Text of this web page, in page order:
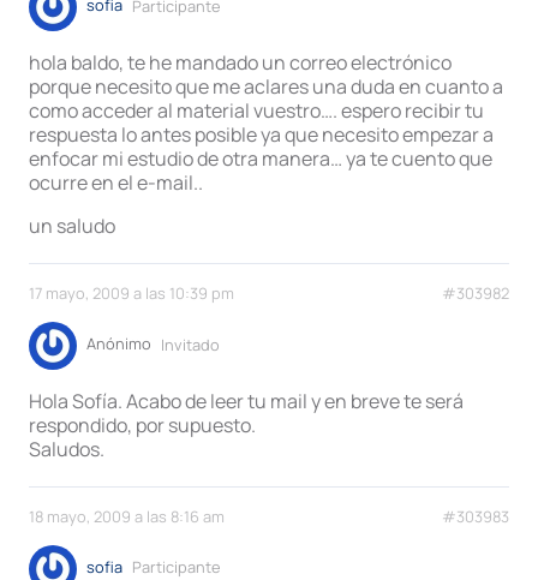
sofia Participante
hola baldo, te he mandado un correo electrónico
porque necesito que me aclares una duda en cuanto a
como acceder al material vuestro…. espero recibir tu
respuesta lo antes posible ya que necesito empezar a
enfocar mi estudio de otra manera… ya te cuento que
ocurre en el e-mail..
un saludo
17 mayo, 2009 a las 10:39 pm #303982
Anónimo Invitado
Hola Sofía. Acabo de leer tu mail y en breve te será
respondido, por supuesto.
Saludos.
18 mayo, 2009 a las 8:16 am #303983
sofia Participante